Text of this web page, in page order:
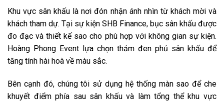
Khu vực sân khấu là nơi đón nhận ánh nhìn từ khách mời và
khách tham dự. Tại sự kiện SHB Finance, bục sân khấu được
đo đạc và thiết kế sao cho phù hợp với không gian sự kiện.
Hoàng Phong Event lựa chọn thảm đen phủ sân khấu để
tăng tính hài hoà về màu sắc.
Bên cạnh đó, chúng tôi sử dụng hệ thống màn sao để che
khuyết điểm phía sau sân khấu và làm tổng thể khu vực